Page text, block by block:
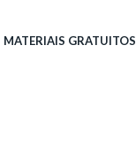
MATERIAIS GRATUITOS